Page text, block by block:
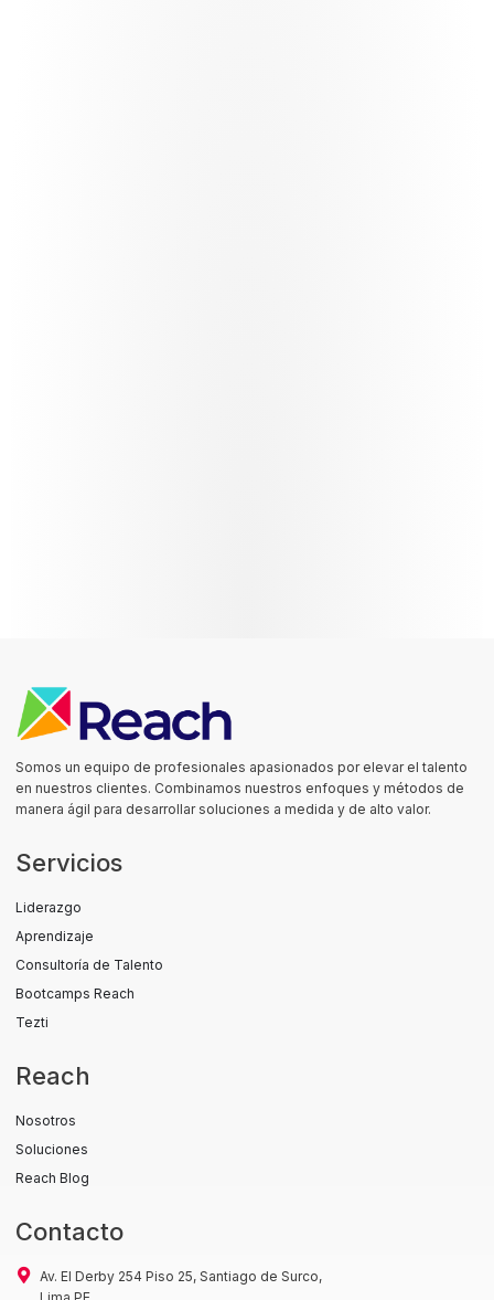
Somos un equipo de profesionales apasionados por elevar el talento
en nuestros clientes. Combinamos nuestros enfoques y métodos de
manera ágil para desarrollar soluciones a medida y de alto valor.
Servicios
Liderazgo
Aprendizaje
Consultoría de Talento
Bootcamps Reach
Tezti
Reach
Nosotros
Soluciones
Reach Blog
Contacto
Av. El Derby 254 Piso 25, Santiago de Surco,